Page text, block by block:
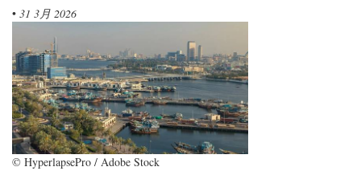
• 31 3月 2026
© HyperlapsePro / Adobe Stock